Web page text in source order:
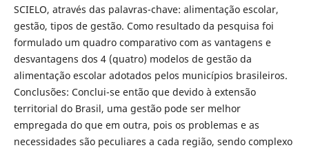
SCIELO, através das palavras-chave: alimentação escolar,
gestão, tipos de gestão. Como resultado da pesquisa foi
formulado um quadro comparativo com as vantagens e
desvantagens dos 4 (quatro) modelos de gestão da
alimentação escolar adotados pelos municípios brasileiros.
Conclusões: Conclui-se então que devido à extensão
territorial do Brasil, uma gestão pode ser melhor
empregada do que em outra, pois os problemas e as
necessidades são peculiares a cada região, sendo complexo